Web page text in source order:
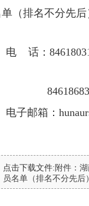
单 （排名不分先
电 话：
84618683
电子邮箱：
点击下载文件: 附件：
员名单（排名不分先后